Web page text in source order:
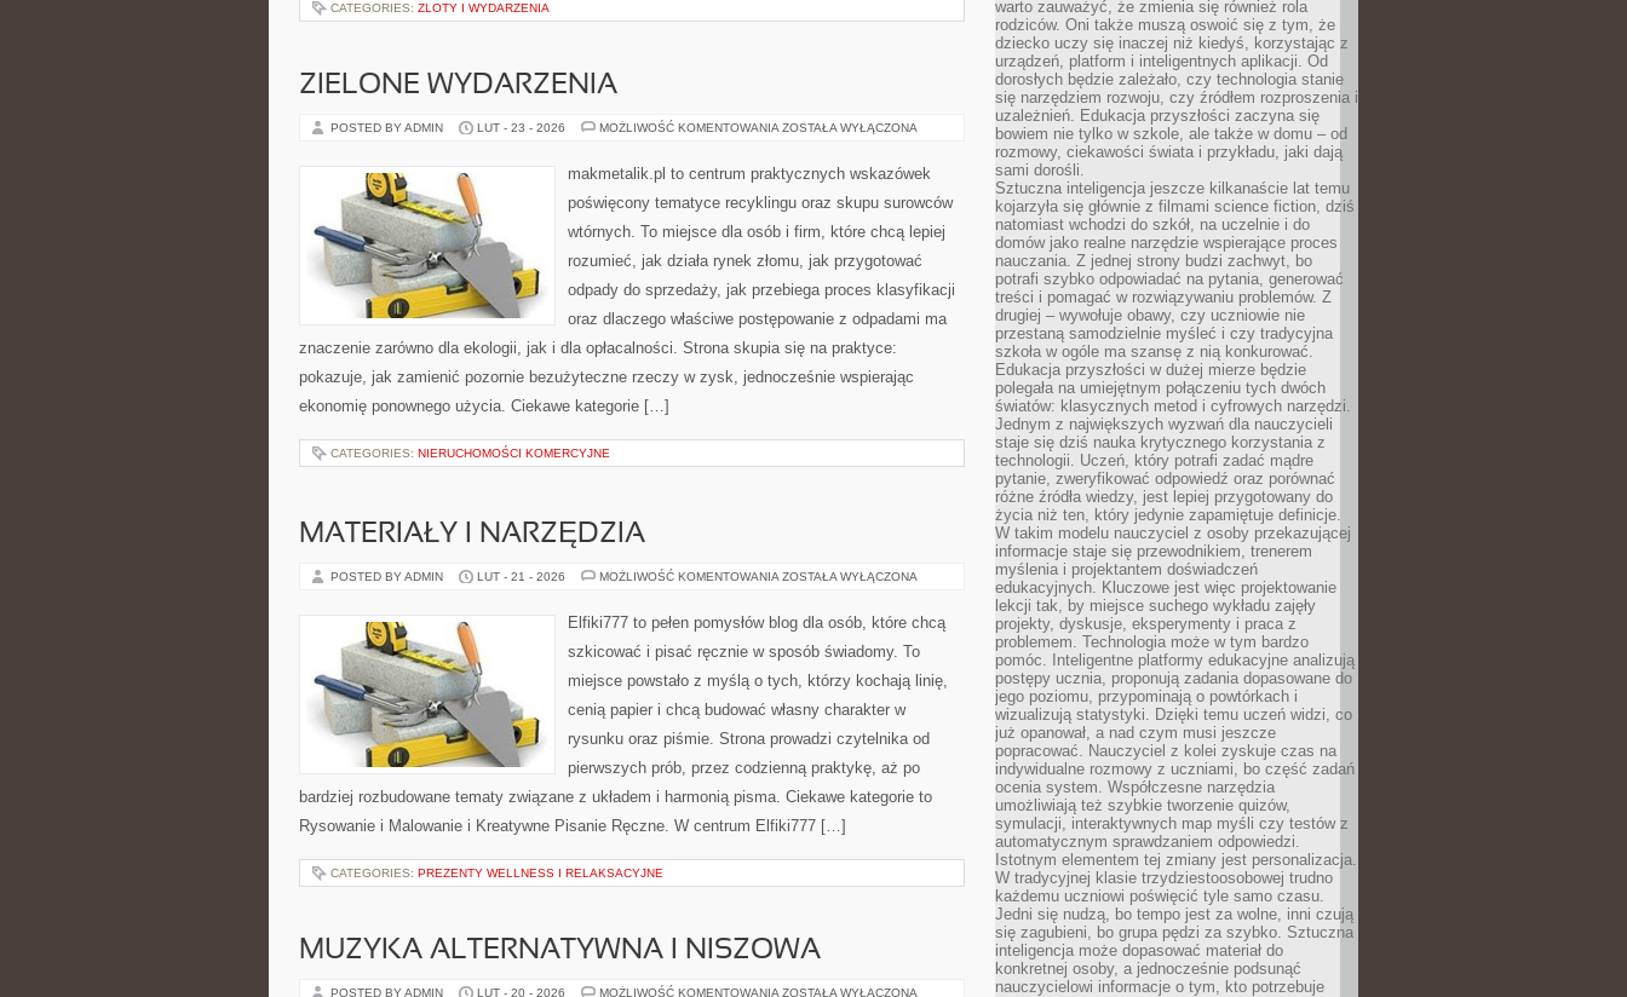
CATEGORIES: ZLOTY I WYDARZENIA
ZIELONE WYDARZENIA
POSTED BY ADMIN LUT - 23 - 2026 MOŻLIWOŚĆ KOMENTOWANIA ZIELONE
ZOSTAŁA WYŁĄCZONA
makmetalik.pl to centrum praktycznych wskazówek
poświęcony tematyce recyklingu oraz skupu surowców
wtórnych. To miejsce dla osób i firm, które chcą lepiej
rozumieć, jak działa rynek złomu, jak przygotować
odpady do sprzedaży, jak przebiega proces klasyfikacji
oraz dlaczego właściwe postępowanie z odpadami ma
znaczenie zarówno dla ekologii, jak i dla opłacalności. Strona skupia się na praktyce:
pokazuje, jak zamienić pozornie bezużyteczne rzeczy w zysk, jednocześnie wspierając
ekonomię ponownego użycia. Ciekawe kategorie […]
CATEGORIES: NIERUCHOMOŚCI KOMERCYJNE
MATERIAŁY I NARZĘDZIA
POSTED BY ADMIN LUT - 21 - 2026 MOŻLIWOŚĆ KOMENTOWANIA MATERIAŁY
ZOSTAŁA WYŁĄCZONA
Elfiki777 to pełen pomysłów blog dla osób, które chcą
szkicować i pisać ręcznie w sposób świadomy. To
miejsce powstało z myślą o tych, którzy kochają linię,
cenią papier i chcą budować własny charakter w
rysunku oraz piśmie. Strona prowadzi czytelnika od
pierwszych prób, przez codzienną praktykę, aż po
bardziej rozbudowane tematy związane z układem i harmonią pisma. Ciekawe kategorie to
Rysowanie i Malowanie i Kreatywne Pisanie Ręczne. W centrum Elfiki777 […]
CATEGORIES: PREZENTY WELLNESS I RELAKSACYJNE
MUZYKA ALTERNATYWNA I NISZOWA
POSTED BY ADMIN LUT - 20 - 2026 MOŻLIWOŚĆ KOMENTOWANIA MUZYKA
ZOSTAŁA WYŁĄCZONA
warto zauważyć, że zmienia się również rola
rodziców. Oni także muszą oswoić się z tym, że
dziecko uczy się inaczej niż kiedyś, korzystając z
urządzeń, platform i inteligentnych aplikacji. Od
dorosłych będzie zależało, czy technologia stanie
się narzędziem rozwoju, czy źródłem rozproszenia i
uzależnień. Edukacja przyszłości zaczyna się
bowiem nie tylko w szkole, ale także w domu – od
rozmowy, ciekawości świata i przykładu, jaki dają
sami dorośli.
Sztuczna inteligencja jeszcze kilkanaście lat temu
kojarzyła się głównie z filmami science fiction, dziś
natomiast wchodzi do szkół, na uczelnie i do
domów jako realne narzędzie wspierające proces
nauczania. Z jednej strony budzi zachwyt, bo
potrafi szybko odpowiadać na pytania, generować
treści i pomagać w rozwiązywaniu problemów. Z
drugiej – wywołuje obawy, czy uczniowie nie
przestaną samodzielnie myśleć i czy tradycyjna
szkoła w ogóle ma szansę z nią konkurować.
Edukacja przyszłości w dużej mierze będzie
polegała na umiejętnym połączeniu tych dwóch
światów: klasycznych metod i cyfrowych narzędzi.
Jednym z największych wyzwań dla nauczycieli
staje się dziś nauka krytycznego korzystania z
technologii. Uczeń, który potrafi zadać mądre
pytanie, zweryfikować odpowiedź oraz porównać
różne źródła wiedzy, jest lepiej przygotowany do
życia niż ten, który jedynie zapamiętuje definicje.
W takim modelu nauczyciel z osoby przekazującej
informacje staje się przewodnikiem, trenerem
myślenia i projektantem doświadczeń
edukacyjnych. Kluczowe jest więc projektowanie
lekcji tak, by miejsce suchego wykładu zajęły
projekty, dyskusje, eksperymenty i praca z
problemem. Technologia może w tym bardzo
pomóc. Inteligentne platformy edukacyjne analizują
postępy ucznia, proponują zadania dopasowane do
jego poziomu, przypominają o powtórkach i
wizualizują statystyki. Dzięki temu uczeń widzi, co
już opanował, a nad czym musi jeszcze
popracować. Nauczyciel z kolei zyskuje czas na
indywidualne rozmowy z uczniami, bo część zadań
ocenia system. Współczesne narzędzia
umożliwiają też szybkie tworzenie quizów,
symulacji, interaktywnych map myśli czy testów z
automatycznym sprawdzaniem odpowiedzi.
Istotnym elementem tej zmiany jest personalizacja.
W tradycyjnej klasie trzydziestoosobowej trudno
każdemu uczniowi poświęcić tyle samo czasu.
Jedni się nudzą, bo tempo jest za wolne, inni czują
się zagubieni, bo grupa pędzi za szybko. Sztuczna
inteligencja może dopasować materiał do
konkretnej osoby, a jednocześnie podsunąć
nauczycielowi informacje o tym, kto potrzebuje